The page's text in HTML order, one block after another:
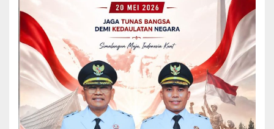
Wakil Bupati Simalungun H Zonny Waldi menghadiri Apel
Gabungan Siaga Bencana dalam Rangka Antisipasi dan
penanggulangan terjadinya Bencana di Wilayah
Kabupaten Simalungun. Apel Gabungan tersebut...
Yuni Rafidhah December 5, 2024
READ MORE